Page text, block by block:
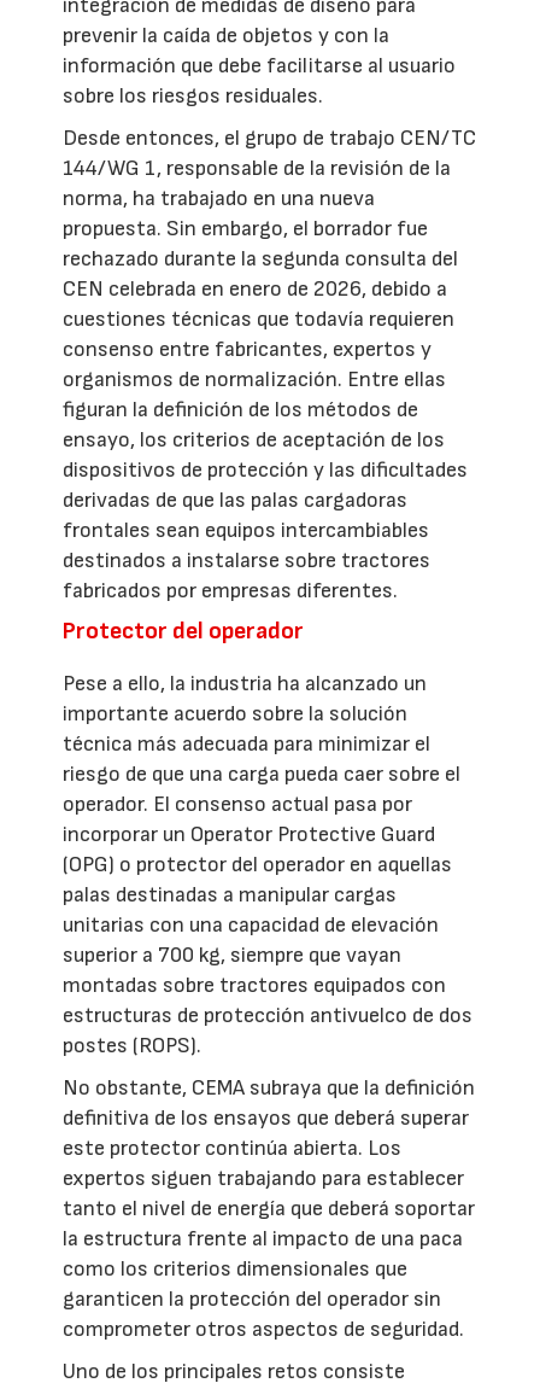
prevenir la caída de objetos y con la
información que debe facilitarse al usuario
sobre los riesgos residuales.
Desde entonces, el grupo de trabajo CEN/TC
144/WG 1, responsable de la revisión de la
norma, ha trabajado en una nueva
propuesta. Sin embargo, el borrador fue
rechazado durante la segunda consulta del
CEN celebrada en enero de 2026, debido a
cuestiones técnicas que todavía requieren
consenso entre fabricantes, expertos y
organismos de normalización. Entre ellas
figuran la definición de los métodos de
ensayo, los criterios de aceptación de los
dispositivos de protección y las dificultades
derivadas de que las palas cargadoras
frontales sean equipos intercambiables
destinados a instalarse sobre tractores
fabricados por empresas diferentes.
Protector del operador
Pese a ello, la industria ha alcanzado un
importante acuerdo sobre la solución
técnica más adecuada para minimizar el
riesgo de que una carga pueda caer sobre el
operador. El consenso actual pasa por
incorporar un Operator Protective Guard
(OPG) o protector del operador en aquellas
palas destinadas a manipular cargas
unitarias con una capacidad de elevación
superior a 700 kg, siempre que vayan
montadas sobre tractores equipados con
estructuras de protección antivuelco de dos
postes (ROPS).
No obstante, CEMA subraya que la definición
definitiva de los ensayos que deberá superar
este protector continúa abierta. Los
expertos siguen trabajando para establecer
tanto el nivel de energía que deberá soportar
la estructura frente al impacto de una paca
como los criterios dimensionales que
garanticen la protección del operador sin
comprometer otros aspectos de seguridad.
Uno de los principales retos consiste